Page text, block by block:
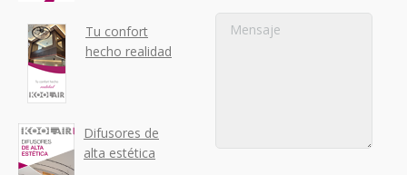
Tu confort
hecho realidad
Difusores de
alta estética